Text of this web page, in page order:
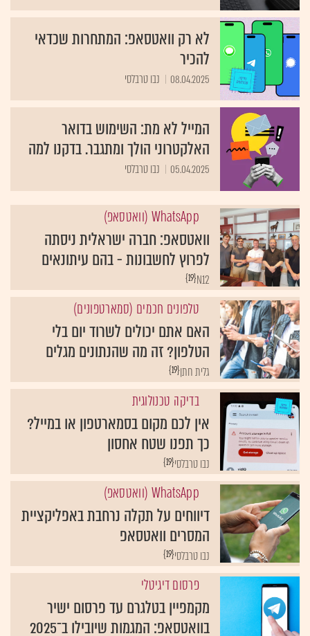
לא רק וואטסאפ: המתחרות שכדאי
להכיר
08.04.2025 נבו טרבלסי
המייל לא מת: השימוש בדואר
האלקטרוני הולך ומתגבר. בדקנו למה
05.04.2025 נבו טרבלסי
WhatsApp (וואטסאפ)
וואטסאפ: חברה ישראלית ניסתה
לפרוץ לחשבונות - בהם עיתונאים
{19}N12
טלפונים חכמים (סמארטפונים)
האם אתם יכולים לשרוד יום בלי
הטלפון? זה מה שהנתונים מגלים
{19}גלית חתן
בדיקה טכנולוגית
אין לכם מקום בסמארטפון או במייל?
כך תפנו שטח אחסון
{19}נבו טרבלסי
WhatsApp (וואטסאפ)
דיווחים על תקלה נרחבת באפליקציית
המסרים וואטסאפ
{19}נבו טרבלסי
פרסום דיגיטלי
מקמפיין בטלגרם עד פרסום ישיר
בוואטסאפ: המגמות שיובילו ב־2025